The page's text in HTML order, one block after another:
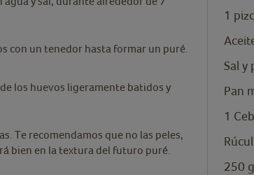
con un tenedor hasta formar un puré.
los huevos ligeramente batidos y
Te recomendamos que no las peles,
bien en la textura del futuro puré.
1
Sal y
Pan
1
250